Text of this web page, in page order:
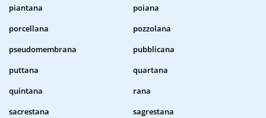
piantana
poiana
porcellana
pozzolana
pseudomembrana
pubblicana
puttana
quartana
quintana
rana
sacrestana
sagrestana